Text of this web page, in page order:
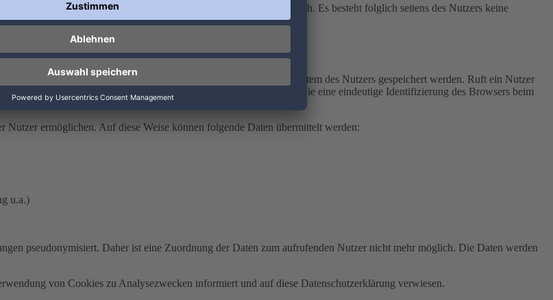
in Logfiles ist für den Betrieb der Internetseite zwingend erforderlich. Es besteht folglich seitens des Nutzers keine
im Internetbrowser bzw. vom Internetbrowser auf dem Computersystem des Nutzers gespeichert werden. Ruft ein Nutzer
werden. Dieser Cookie enthält eine charakteristische Zeichenfolge, die eine eindeutige Identifizierung des Browsers beim
ermöglichen. Auf diese Weise können folgende Daten übermittelt werden:
u.a.)
pseudonymisiert. Daher ist eine Zuordnung der Daten zum aufrufenden Nutzer nicht mehr möglich. Die Daten werden
von Cookies zu Analysezwecken informiert und auf diese Datenschutzerklärung verwiesen.